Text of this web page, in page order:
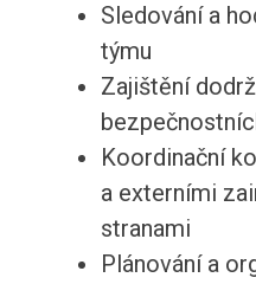
Sledování a
týmu
Zajištění
Koordinační
a externími
stranami
Plánování a